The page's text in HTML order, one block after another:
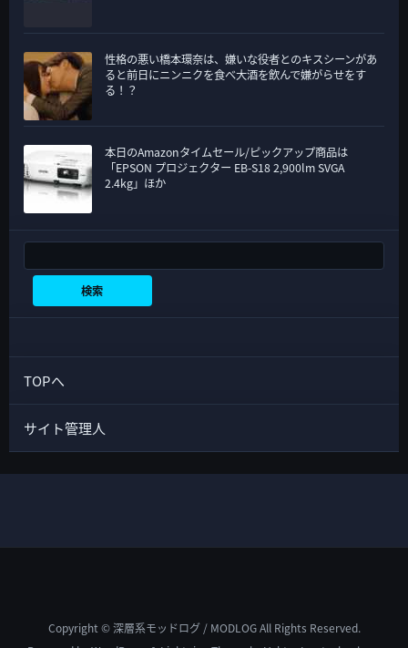
性格の悪い橋本環奈は、嫌いな役者とのキスシーンがあ
ると前日にニンニクを食べ大酒を飲んで嫌がらせをす
る！？
本日のAmazonタイムセール/ピックアップ商品は
「EPSON プロジェクター EB-S18 2,900lm SVGA
2.4kg」ほか
検索
TOPへ
サイト管理人
Copyright © 深層系モッドログ / MODLOG All Rights Reserved.